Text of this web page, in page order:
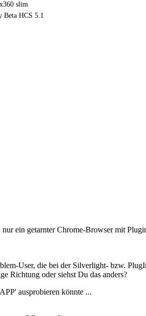
slim
Beta HCS 5.1
ein getarnter Chrome-Browser mit
User, die bei der Silverlight- bzw.
Richtung oder siehst Du das anders?
ausprobieren könnte ...